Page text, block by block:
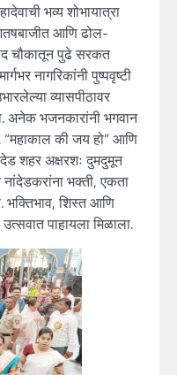
भव्य शोभायात्रा
आणि ढोल-
चौकातून पुढे सरकत
नागरिकांनी पुष्पवृष्टी
व्यासपीठावर
अनेक भजनकारांनी भगवान
“महाकाल की जय हो” आणि
शहर अक्षरशः दुमदुमून
नांदेडकरांना भक्ती, एकता
भक्तिभाव, शिस्त आणि
पाहायला मिळाला.